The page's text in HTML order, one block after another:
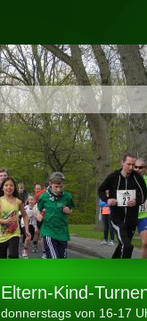
Eltern-Kind-
donnerstags von 16-17